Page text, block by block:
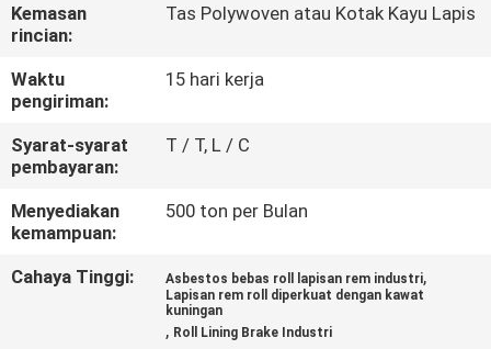
HUBUNGI
KAMI
PERMINTAAN
SITEMAP
Kemasan
rincian:
Tas Polywoven atau Kotak Kayu Lapis
Waktu
pengiriman:
15 hari kerja
Syarat-syarat
pembayaran:
T / T, L / C
Menyediakan
kemampuan:
500 ton per Bulan
Cahaya Tinggi: Asbestos bebas roll lapisan rem industri,
Lapisan rem roll diperkuat dengan kawat
kuningan
, Roll Lining Brake Industri